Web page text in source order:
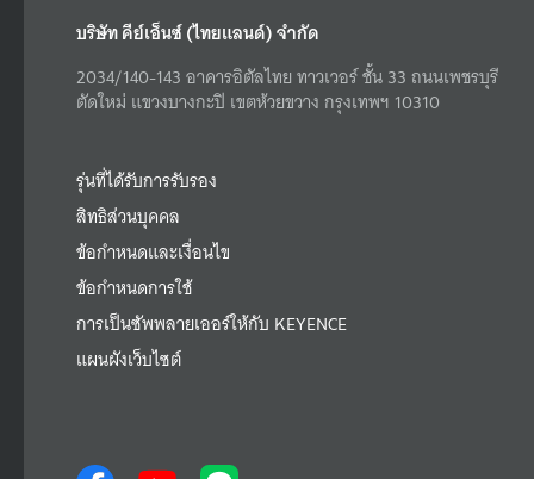
บริษัท คีย์เอ็นซ์ (ไทยแลนด์) จำกัด
2034/140-143 อาคารอิตัลไทย ทาวเวอร์ ชั้น 33 ถนนเพชรบุรี
ตัดใหม่ แขวงบางกะปิ เขตห้วยขวาง กรุงเทพฯ 10310
รุ่นที่ได้รับการรับรอง
สิทธิส่วนบุคคล
ข้อกำหนดและเงื่อนไข
ข้อกำหนดการใช้
การเป็นซัพพลายเออร์ให้กับ KEYENCE
แผนผังเว็บไซต์